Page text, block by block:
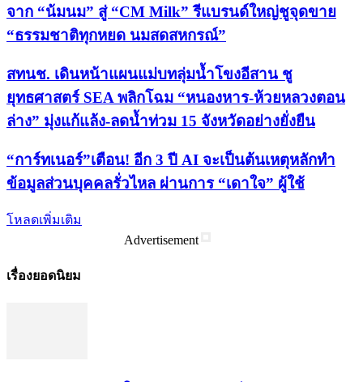
จาก “น้มนม” สู่ “CM Milk” รีแบรนด์ใหญ่ชูจุดขาย
“ธรรมชาติทุกหยด นมสดสหกรณ์”
สทนช. เดินหน้าแผนแม่บทลุ่มน้ำโขงอีสาน ชู
ยุทธศาสตร์ SEA พลิกโฉม “หนองหาร-ห้วยหลวงตอน
ล่าง” มุ่งแก้แล้ง-ลดน้ำท่วม 15 จังหวัดอย่างยั่งยืน
“การ์ทเนอร์”เตือน! อีก 3 ปี AI จะเป็นต้นเหตุหลักทำ
ข้อมูลส่วนบุคคลรั่วไหล ผ่านการ “เดาใจ” ผู้ใช้
โหลดเพิ่มเติม
Advertisement
เรื่องยอดนิยม